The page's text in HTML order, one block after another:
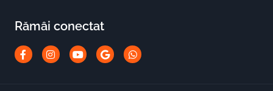
Rămâi conectat
Facebook-
f
Instagram
YoutubeGoogleWhatsapp